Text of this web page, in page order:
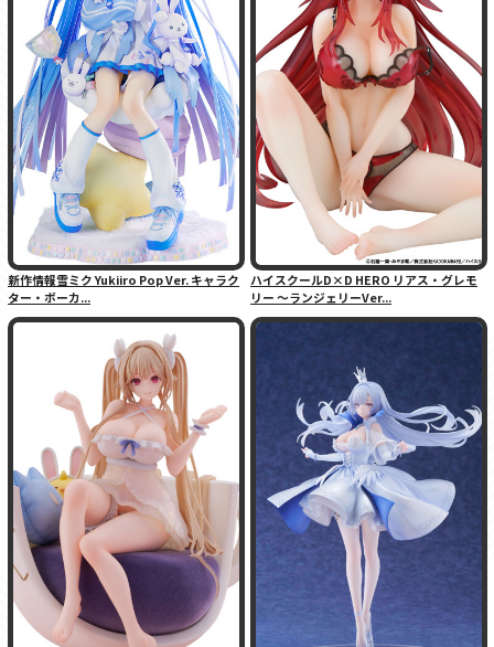
新作情報雪ミク Yukiiro Pop Ver. キャラク
ター・ボーカ...
ハイスクールD×D HERO リアス・グレモ
リー 〜ランジェリーVer...